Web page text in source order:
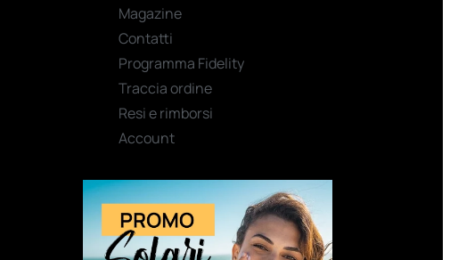
Magazine
Contatti
Programma Fidelity
Traccia ordine
Resi e rimborsi
Account